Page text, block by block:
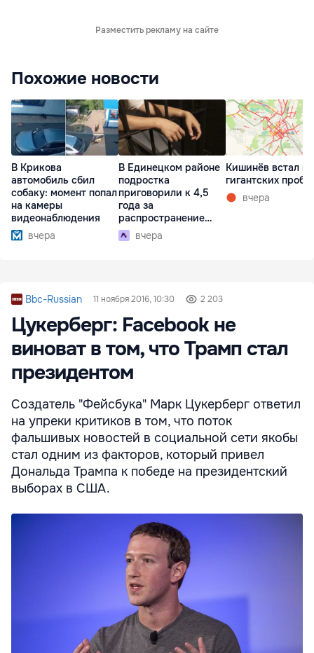
Разместить рекламу на сайте
Похожие новости
В Крикова
автомобиль сбил
собаку: момент попал
на камеры
видеонаблюдения
вчера
В Единецком районе
подростка
приговорили к 4,5
года за
распространение
наркотиков
вчера
Кишинёв встал в
гигантских
вчера
Bbc-Russian 11 ноября 2016, 10:30 2 203
Цукерберг: Facebook не
виноват в том, что Трамп стал
президентом
Создатель "Фейсбука" Марк Цукерберг ответил
на упреки критиков в том, что поток
фальшивых новостей в социальной сети якобы
стал одним из факторов, который привел
Дональда Трампа к победе на президентский
выборах в США.